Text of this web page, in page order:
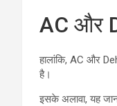
AC और
हालांकि, AC और
है।
इसके अलावा, यह